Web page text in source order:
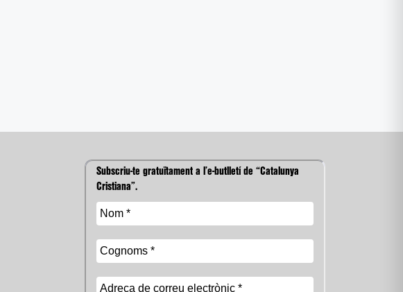
Subscriu-te gratuïtament a l’e-butlletí de “Catalunya
Cristiana”.